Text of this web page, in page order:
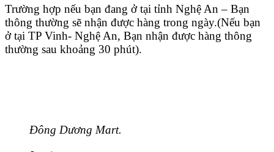
Trường hợp nếu bạn đang ở tại tỉnh Nghệ An – Bạn
thông thường sẽ nhận được hàng trong ngày.(Nếu bạn
ở tại TP Vinh- Nghệ An, Bạn nhận được hàng thông
thường sau khoảng 30 phút).
Đông Dương Mart.